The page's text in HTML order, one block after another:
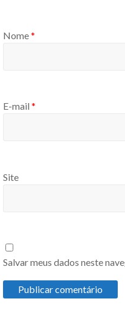
Nome*
E-mail *
Site
Salvar meus dados neste